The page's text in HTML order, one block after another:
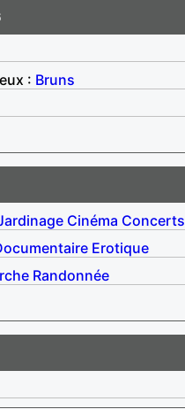
: Bruns
Cinéma Concerts
Erotique
Randonnée